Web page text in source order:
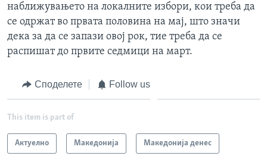
наближувањето на локалните избори, кои треба да
се одржат во првата половина на мај, што значи
дека за да се запази овој рок, тие треба да се
распишат до првите седмици на март.
Споделете Follow us
This item is part of
Актуелно Македонија Македонија денес